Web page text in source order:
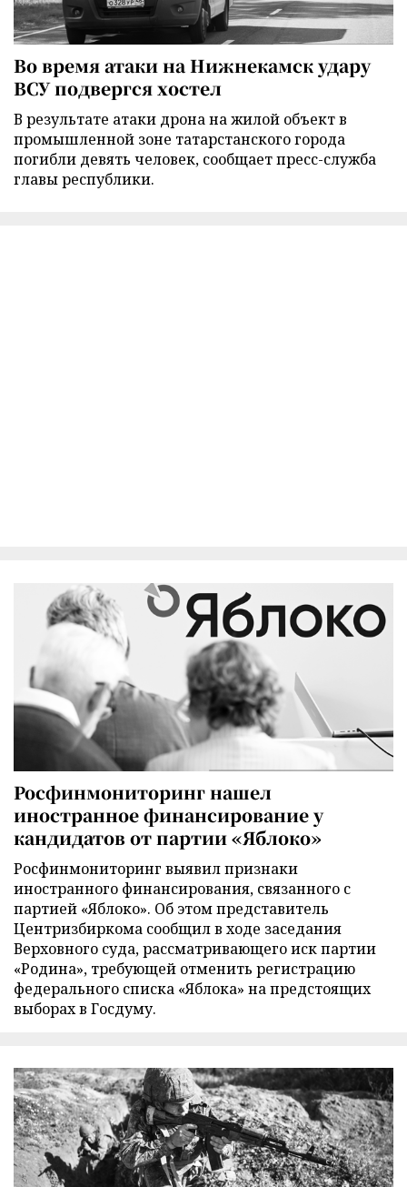
Во время атаки на Нижнекамск удару
ВСУ подвергся хостел
В результате атаки дрона на жилой объект в
промышленной зоне татарстанского города
погибли девять человек, сообщает пресс-служба
главы республики.
Росфинмониторинг нашел
иностранное финансирование у
кандидатов от партии «Яблоко»
Росфинмониторинг выявил признаки
иностранного финансирования, связанного с
партией «Яблоко». Об этом представитель
Центризбиркома сообщил в ходе заседания
Верховного суда, рассматривающего иск партии
«Родина», требующей отменить регистрацию
федерального списка «Яблока» на предстоящих
выборах в Госдуму.